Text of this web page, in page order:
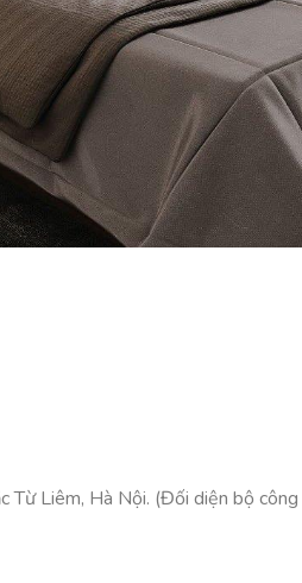
Liêm, Hà Nội. (Đối diện bộ